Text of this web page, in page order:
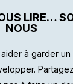
LIRE…
NOUS
à garder